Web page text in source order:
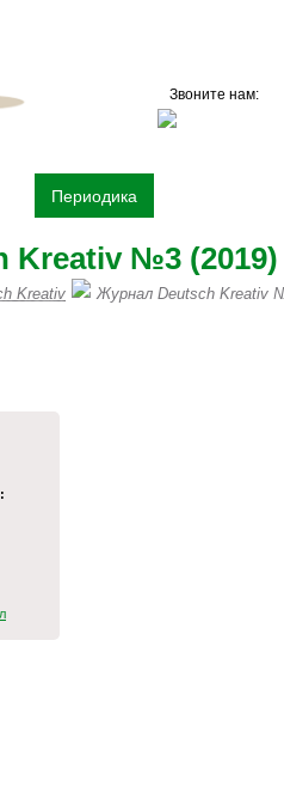
Звоните нам:
Периодика
Kreativ №3 (2019)
Kreativ Журнал Deutsch Kreativ